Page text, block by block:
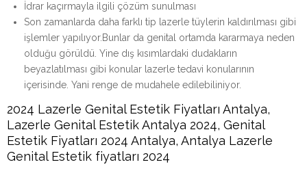
İdrar kaçırmayla ilgili çözüm sunulması
Son zamanlarda daha farklı tip lazerle tüylerin kaldırılması gibi
işlemler yapılıyor.Bunlar da genital ortamda kararmaya neden
olduğu görüldü. Yine dış kısımlardaki dudakların
beyazlatılması gibi konular lazerle tedavi konularının
içerisinde. Yani renge de mudahele edilebiliniyor.
2024 Lazerle Genital Estetik Fiyatları Antalya,
Lazerle Genital Estetik Antalya 2024, Genital
Estetik Fiyatları 2024 Antalya, Antalya Lazerle
Genital Estetik fiyatları 2024